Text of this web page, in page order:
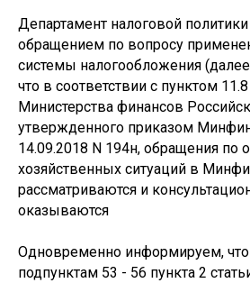
Департамент налоговой
обращением по вопросу
системы налогообложения
что в соответствии с пунктом
Министерства финансов
утвержденного приказом
14.09.2018 N 194н, обращения по
хозяйственных ситуаций в
рассматриваются и
оказываются
Одновременно информируем, что
подпунктам 53 - 56 пункта 2